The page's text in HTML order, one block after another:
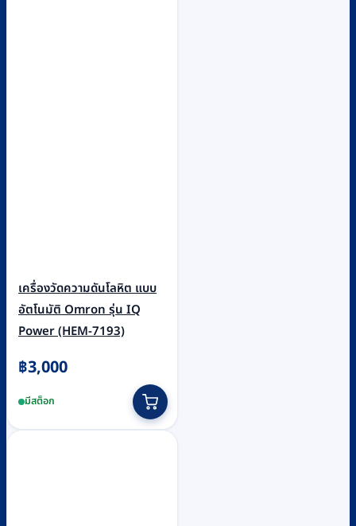
เครื่องวัดความดันโลหิต แบบ
อัตโนมัติ Omron รุ่น IQ
Power (HEM-7193)
฿3,000
มีสต็อก